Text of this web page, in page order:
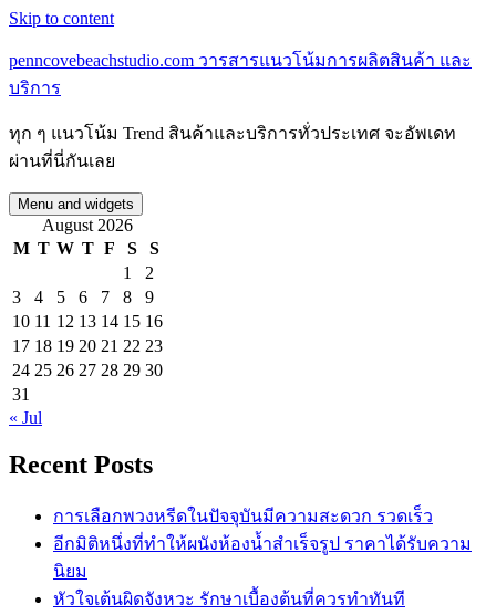
Skip to content
penncovebeachstudio.com วารสารแนวโน้มการผลิตสินค้า และ
บริการ
ทุก ๆ แนวโน้ม Trend สินค้าและบริการทั่วประเทศ จะอัพเดท
ผ่านที่นี่กันเลย
Menu and widgets
August 2026
M T W T F S
S
1
2
3
4 5 6 7 8
9
10 11 12 13 14 15 16
17 18 19 20 21 22 23
24 25 26 27 28 29 30
31
« Jul
Recent Posts
การเลือกพวงหรีดในปัจจุบันมีความสะดวก รวดเร็ว
อีกมิติหนึ่งที่ทำให้ผนังห้องน้ำสำเร็จรูป ราคาได้รับความ
นิยม
หัวใจเต้นผิดจังหวะ รักษาเบื้องต้นที่ควรทำทันที